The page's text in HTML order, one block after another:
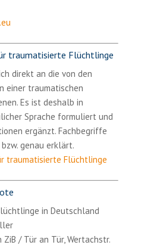
traumatisierte Flüchtlinge
direkt an die von den
einer traumatischen
Es ist deshalb in
Sprache formuliert und
ergänzt. Fachbegriffe
genau erklärt.
traumatisierte Flüchtlinge
in Deutschland
ZiB / Tür an Tür, Wertachstr.